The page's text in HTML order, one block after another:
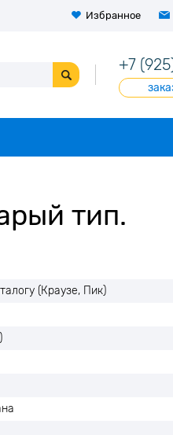
Избранное
+7
тип.
(Краузе, Пик)